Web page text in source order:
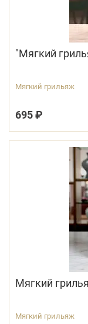
"Мягкий
Мягкий грильяж
695 ₽
Мягкий
Мягкий грильяж